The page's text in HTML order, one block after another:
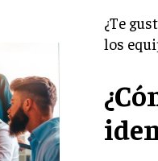
¿Te
los